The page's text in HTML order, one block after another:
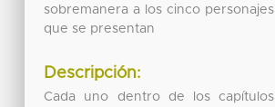
sobremanera a los cinco personajes
que se presentan
Descripción:
Cada uno dentro de los capítulos